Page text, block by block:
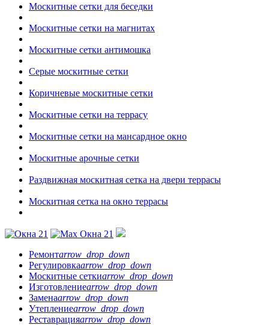
Москитные сетки для беседки
Москитные сетки на магнитах
Москитные сетки антимошка
Серые москитные сетки
Коричневые москитные сетки
Москитные сетки на террасу
Москитные сетки на мансардное окно
Москитные арочные сетки
Раздвижная москитная сетка на двери террасы
Москитная сетка на окно террасы
Ремонтarrow_drop_down
Регулировкаarrow_drop_down
Москитные сеткиarrow_drop_down
Изготовлениеarrow_drop_down
Заменаarrow_drop_down
Утеплениеarrow_drop_down
Реставрацияarrow_drop_down